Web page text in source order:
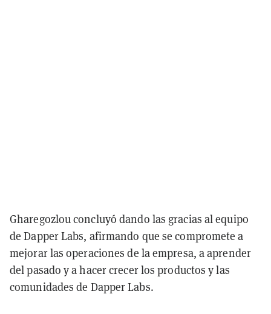
Gharegozlou concluyó dando las gracias al equipo
de Dapper Labs, afirmando que se compromete a
mejorar las operaciones de la empresa, a aprender
del pasado y a hacer crecer los productos y las
comunidades de Dapper Labs.